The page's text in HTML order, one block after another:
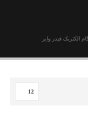
الکتریک فیدر وایر